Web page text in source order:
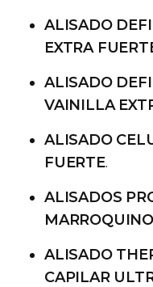
ALISADO
EXTRA
ALISADO
VAINILLA
ALISADO
FUERTE.
ALISADOS
ALISADO
CAPILAR